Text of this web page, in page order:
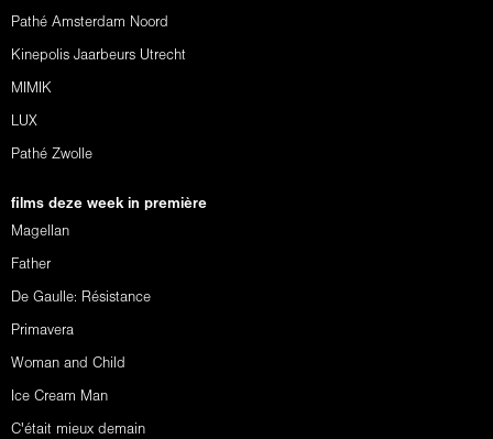
Pathé Amsterdam Noord
Kinepolis Jaarbeurs Utrecht
MIMIK
LUX
Pathé Zwolle
films deze week in première
Magellan
Father
De Gaulle: Résistance
Primavera
Woman and Child
Ice Cream Man
C'était mieux demain